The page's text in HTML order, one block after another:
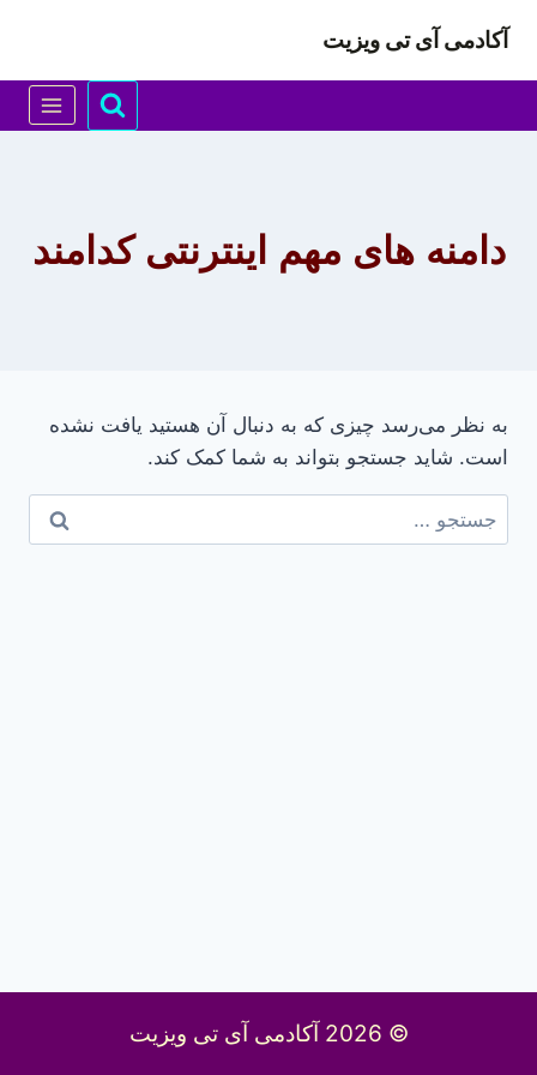
محتوا
آکادمی آی تی ویزیت
دامنه های مهم اینترنتی کدامند
به نظر می‌رسد چیزی که به دنبال آن هستید یافت نشده
است. شاید جستجو بتواند به شما کمک کند.
برای:
© 2026 آکادمی آی تی ویزیت